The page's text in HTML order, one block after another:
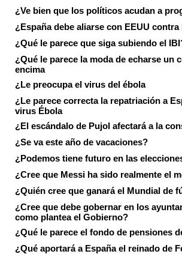
¿Ve bien que los políticos acudan a
¿España debe aliarse con EEUU
¿Qué le parece que siga subiendo el
¿Qué le parece la moda de echarse un
encima
¿Le preocupa el virus del ébola
¿Le parece correcta la repatriación a
virus Ébola
¿El escándalo de Pujol afectará a la
¿Se va este año de vacaciones?
¿Podemos tiene futuro en las
¿Cree que Messi ha sido realmente el
¿Quién cree que ganará el Mundial de
¿Cree que debe gobernar en los
como plantea el Gobierno?
¿Qué le parece el fondo de pensiones
¿Qué aportará a España el reinado de